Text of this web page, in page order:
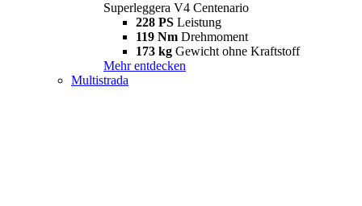
Superleggera V4 Centenario
228 PS Leistung
119 Nm Drehmoment
173 kg Gewicht ohne Kraftstoff
Mehr entdecken
Multistrada